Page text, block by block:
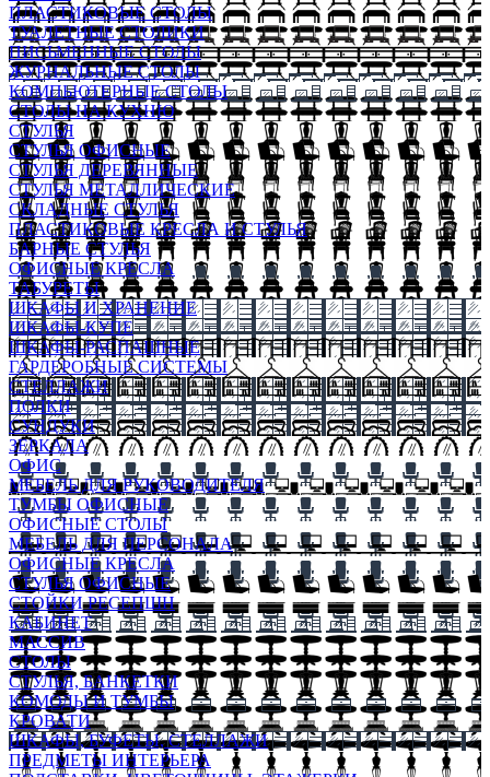
ПЛАСТИКОВЫЕ СТОЛЫ
ТУАЛЕТНЫЕ СТОЛИКИ
ПИСЬМЕННЫЕ СТОЛЫ
ЖУРНАЛЬНЫЕ СТОЛЫ
КОМПЬЮТЕРНЫЕ СТОЛЫ
СТОЛЫ НА КУХНЮ
СТУЛЬЯ
СТУЛЬЯ ОФИСНЫЕ
СТУЛЬЯ ДЕРЕВЯННЫЕ
СТУЛЬЯ МЕТАЛЛИЧЕСКИЕ
СКЛАДНЫЕ СТУЛЬЯ
ПЛАСТИКОВЫЕ КРЕСЛА И СТУЛЬЯ
БАРНЫЕ СТУЛЬЯ
ОФИСНЫЕ КРЕСЛА
ТАБУРЕТЫ
ШКАФЫ И ХРАНЕНИЕ
ШКАФЫ-КУПЕ
ШКАФЫ-РАСПАШНЫЕ
ГАРДЕРОБНЫЕ СИСТЕМЫ
СТЕЛЛАЖИ
ПОЛКИ
СУНДУКИ
ЗЕРКАЛА
ОФИС
МЕБЕЛЬ ДЛЯ РУКОВОДИТЕЛЯ
ТУМБЫ ОФИСНЫЕ
ОФИСНЫЕ СТОЛЫ
МЕБЕЛЬ ДЛЯ ПЕРСОНАЛА
ОФИСНЫЕ КРЕСЛА
СТУЛЬЯ ОФИСНЫЕ
СТОЙКИ РЕСЕПШН
КАБИНЕТ
МАССИВ
СТОЛЫ
СТУЛЬЯ, БАНКЕТКИ
КОМОДЫ И ТУМБЫ
КРОВАТИ
ШКАФЫ, БУФЕТЫ, СТЕЛЛАЖИ
ПРЕДМЕТЫ ИНТЕРЬЕРА